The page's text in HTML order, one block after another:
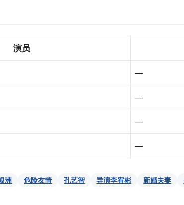
演员
—
—
—
—
洲 危险友情 孔艺智 导演李宥彬 新婚夫妻